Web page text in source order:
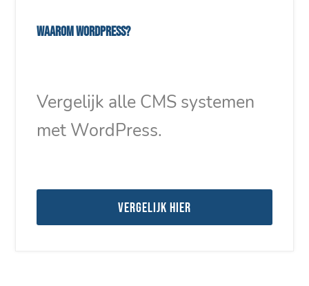
Waarom WordPress?
Vergelijk alle CMS systemen
met WordPress.
Vergelijk hier